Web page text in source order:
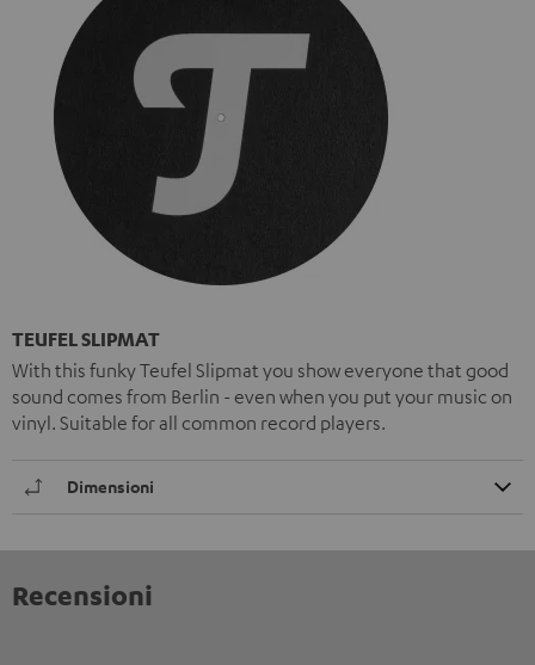
TEUFEL SLIPMAT
With this funky Teufel Slipmat you show everyone that good
sound comes from Berlin - even when you put your music on
vinyl. Suitable for all common record players.
Dimensioni
Recensioni